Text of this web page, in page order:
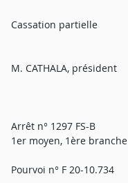
Cassation partielle
M. CATHALA, président
Arrêt n° 1297 FS-B
1er moyen, 1ère branche
Pourvoi n° F 20-10.734